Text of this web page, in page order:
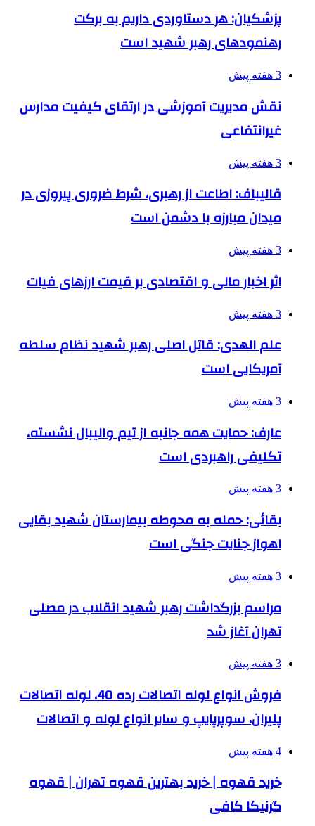
پزشکیان: هر دستاوردی داریم به برکت
رهنمودهای رهبر شهید است
3 هفته پیش
نقش مدیریت آموزشی در ارتقای کیفیت مدارس
غیرانتفاعی
3 هفته پیش
قالیباف: اطاعت از رهبری، شرط ضروری پیروزی در
میدان مبارزه با دشمن است
3 هفته پیش
اثر اخبار مالی و اقتصادی بر قیمت ارزهای فیات
3 هفته پیش
علم الهدی: قاتل اصلی رهبر شهید نظام سلطه
آمریکایی است
3 هفته پیش
عارف: حمایت همه جانبه از تیم والیبال نشسته،
تکلیفی راهبردی است
3 هفته پیش
بقائی: حمله به محوطه بیمارستان شهید بقایی
اهواز جنایت جنگی است
3 هفته پیش
مراسم بزرگداشت رهبر شهید انقلاب در مصلی
تهران آغاز شد
3 هفته پیش
فروش انواع لوله اتصالات رده 40، لوله اتصالات
پلیران، سوپرپایپ و سایر انواع لوله و اتصالات
4 هفته پیش
خرید قهوه | خرید بهترین قهوه تهران | قهوه
گرنیکا کافی